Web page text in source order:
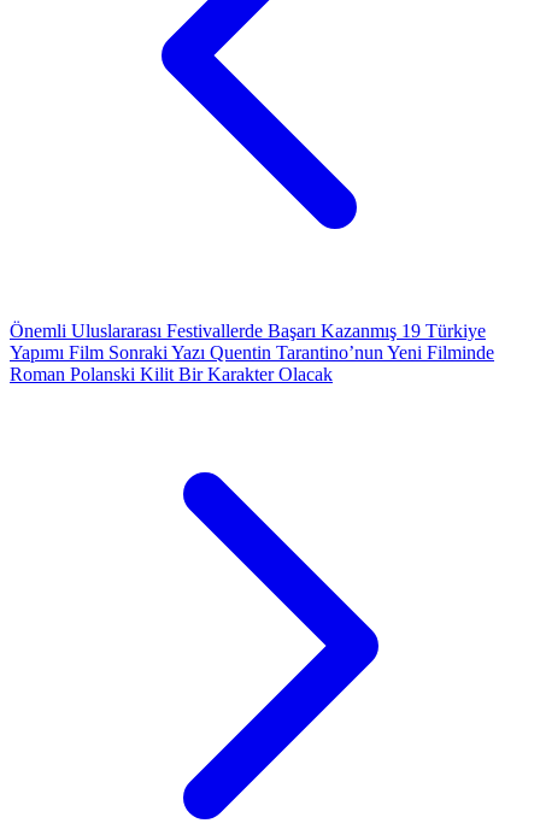
Önemli Uluslararası Festivallerde Başarı Kazanmış 19 Türkiye
Yapımı Film Sonraki Yazı Quentin Tarantino’nun Yeni Filminde
Roman Polanski Kilit Bir Karakter Olacak